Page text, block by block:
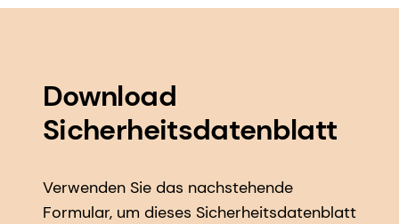
Download
Sicherheitsdatenblatt
Verwenden Sie das nachstehende
Formular, um dieses Sicherheitsdatenblatt